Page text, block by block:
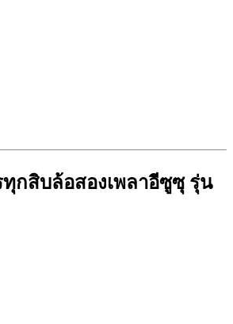
ทุกสิบล้อสองเพลาอีซูซุ รุ่น